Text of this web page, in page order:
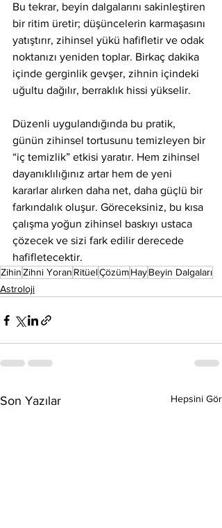
Bu tekrar, beyin dalgalarını sakinleştiren
bir ritim üretir; düşüncelerin karmaşasını
yatıştırır, zihinsel yükü hafifletir ve odak
noktanızı yeniden toplar. Birkaç dakika
içinde gerginlik gevşer, zihnin içindeki
uğultu dağılır, berraklık hissi yükselir.
Düzenli uygulandığında bu pratik,
günün zihinsel tortusunu temizleyen bir
“iç temizlik” etkisi yaratır. Hem zihinsel
dayanıklılığınız artar hem de yeni
kararlar alırken daha net, daha güçlü bir
farkındalık oluşur. Göreceksiniz, bu kısa
çalışma yoğun zihinsel baskıyı ustaca
çözecek ve sizi fark edilir derecede
hafifletecektir.
ZihinZihni Yoran RitüelÇözümHayBeyin Dalgaları
Astroloji
Son Yazılar Hepsini Gör